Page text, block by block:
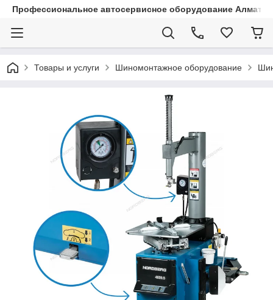
Профессиональное автосервисное оборудование Алматы
Товары и услуги Шиномонтажное оборудование